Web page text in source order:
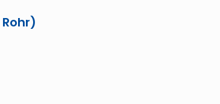
Rohr)